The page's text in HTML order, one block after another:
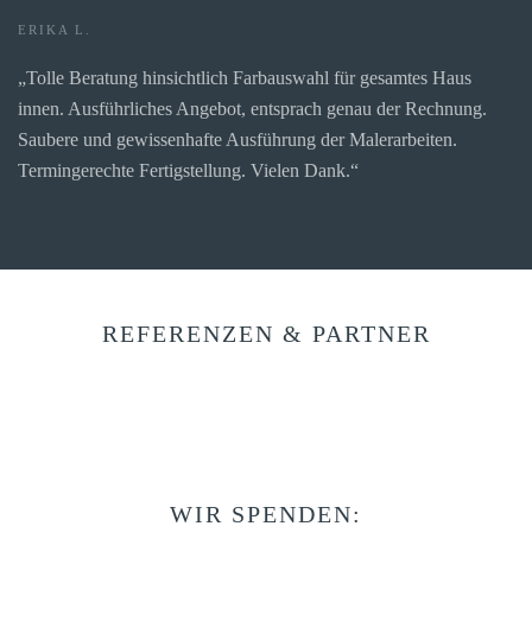
ERIKA L.
„Tolle Beratung hinsichtlich Farbauswahl für gesamtes Haus
innen. Ausführliches Angebot, entsprach genau der Rechnung.
Saubere und gewissenhafte Ausführung der Malerarbeiten.
Termingerechte Fertigstellung. Vielen Dank.“
REFERENZEN & PARTNER
WIR SPENDEN: